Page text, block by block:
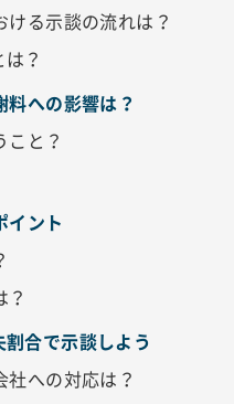
る示談の流れは？
？
料への影響は？
こと？
イント
？
合で示談しよう
社への対応は？